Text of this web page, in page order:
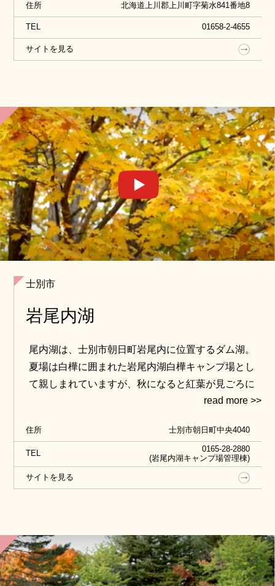
味わえるガーデンレストランや宿泊用コテージ，シ
ョップなども併設され，大人も子供もゆっくりと過
ごせます。
住所 北海道上川郡上川町字菊水841番地8
TEL 01658-2-4655
サイトを見る
士別市
岩尾内湖
尾内湖は、士別市朝日町岩尾内に位置するダム湖。
夏場は白樺に囲まれた岩尾内湖白樺キャンプ場とし
て親しまれていますが、秋になると紅葉が見ごろに
なります。湖の対岸の森から野鳥や野生動物が顔を
のコントラストを見に訪れてみてはいかがでしょう
か。
住所 士別市朝日町中央4040
TEL
0165-28-2880
(岩尾内湖キャンプ場管理棟)
サイトを見る